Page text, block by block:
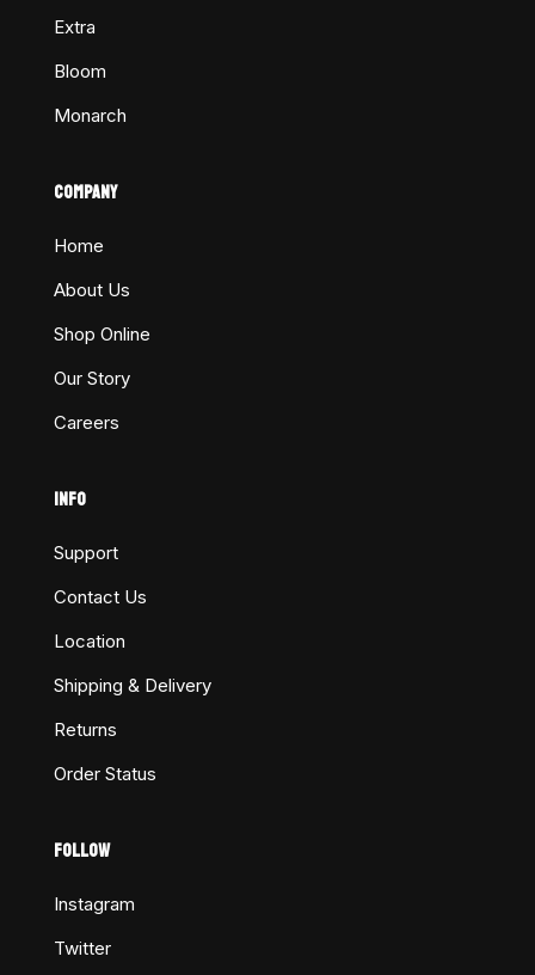
Extra
Bloom
Monarch
COMPANY
Home
About Us
Shop Online
Our Story
Careers
INFO
Support
Contact Us
Location
Shipping & Delivery
Returns
Order Status
FOLLOW
Instagram
Twitter